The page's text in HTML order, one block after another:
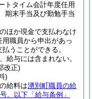
トタイム会計年度任用
期末手当及び勤勉手当
ほか現金で支払わなけ
職員から申出があっ
うことができる。
給与には含まれない。
改正)
)
給料は湧別町職員の給
。以下「給与条例」